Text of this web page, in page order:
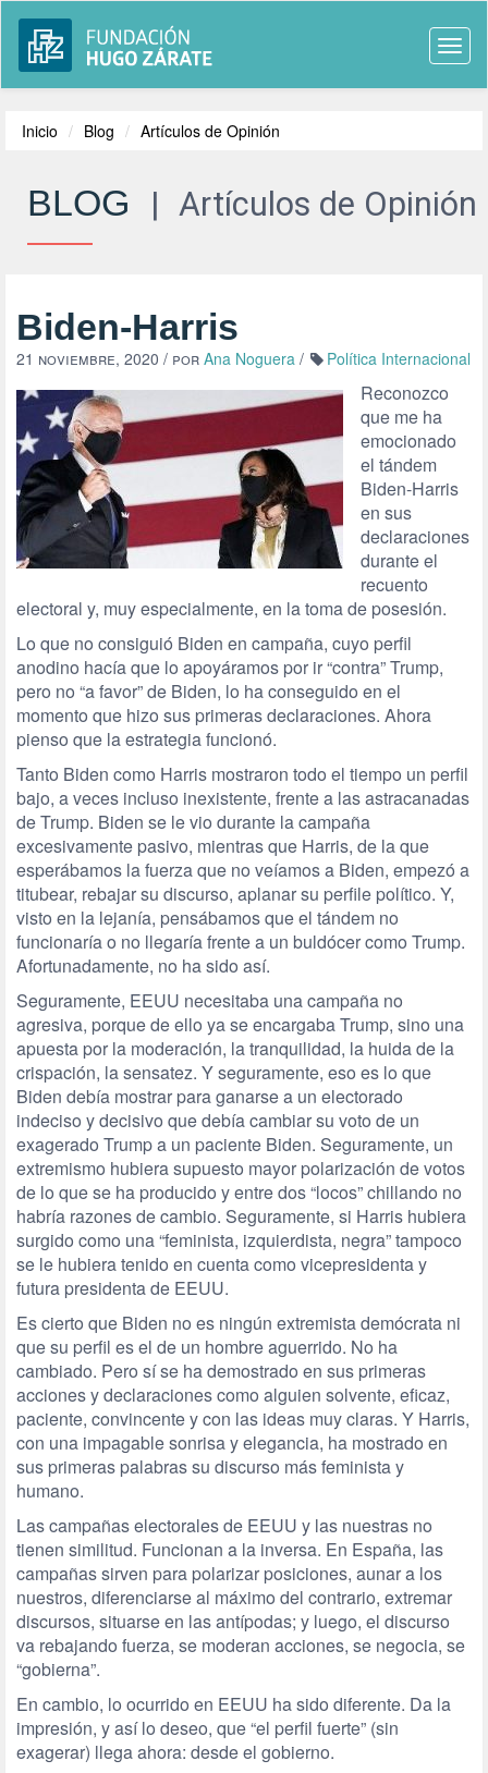
Inicio Blog Artículos de Opinión
BLOG | Artículos de Opinión
Biden-Harris
21 noviembre, 2020 / por Ana Noguera / Política Internacional
Reconozco
que me ha
emocionado
el tándem
Biden-Harris
en sus
declaraciones
durante el
recuento
electoral y, muy especialmente, en la toma de posesión.
Lo que no consiguió Biden en campaña, cuyo perfil
anodino hacía que lo apoyáramos por ir “contra” Trump,
pero no “a favor” de Biden, lo ha conseguido en el
momento que hizo sus primeras declaraciones. Ahora
pienso que la estrategia funcionó.
Tanto Biden como Harris mostraron todo el tiempo un perfil
bajo, a veces incluso inexistente, frente a las astracanadas
de Trump. Biden se le vio durante la campaña
excesivamente pasivo, mientras que Harris, de la que
esperábamos la fuerza que no veíamos a Biden, empezó a
titubear, rebajar su discurso, aplanar su perfile político. Y,
visto en la lejanía, pensábamos que el tándem no
funcionaría o no llegaría frente a un buldócer como Trump.
Afortunadamente, no ha sido así.
Seguramente, EEUU necesitaba una campaña no
agresiva, porque de ello ya se encargaba Trump, sino una
apuesta por la moderación, la tranquilidad, la huida de la
crispación, la sensatez. Y seguramente, eso es lo que
Biden debía mostrar para ganarse a un electorado
indeciso y decisivo que debía cambiar su voto de un
exagerado Trump a un paciente Biden. Seguramente, un
extremismo hubiera supuesto mayor polarización de votos
de lo que se ha producido y entre dos “locos” chillando no
habría razones de cambio. Seguramente, si Harris hubiera
surgido como una “feminista, izquierdista, negra” tampoco
se le hubiera tenido en cuenta como vicepresidenta y
futura presidenta de EEUU.
Es cierto que Biden no es ningún extremista demócrata ni
que su perfil es el de un hombre aguerrido. No ha
cambiado. Pero sí se ha demostrado en sus primeras
acciones y declaraciones como alguien solvente, eficaz,
paciente, convincente y con las ideas muy claras. Y Harris,
con una impagable sonrisa y elegancia, ha mostrado en
sus primeras palabras su discurso más feminista y
humano.
Las campañas electorales de EEUU y las nuestras no
tienen similitud. Funcionan a la inversa. En España, las
campañas sirven para polarizar posiciones, aunar a los
nuestros, diferenciarse al máximo del contrario, extremar
discursos, situarse en las antípodas; y luego, el discurso
va rebajando fuerza, se moderan acciones, se negocia, se
“gobierna”.
En cambio, lo ocurrido en EEUU ha sido diferente. Da la
impresión, y así lo deseo, que “el perfil fuerte” (sin
exagerar) llega ahora: desde el gobierno.